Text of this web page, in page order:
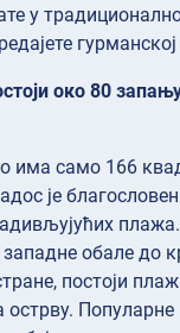
у
око 80
има само 166
је
обале до
постоји
острву.